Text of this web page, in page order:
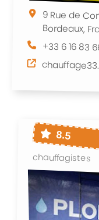
9 Rue de
Bordeaux,
+33 6 16 83
8.5
chauffagistes